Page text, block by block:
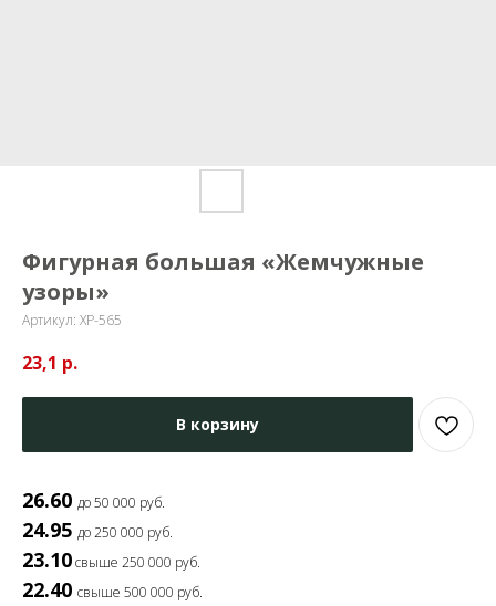
Фигурная большая «Жемчужные
узоры»
Артикул: ХР-565
23,1 р.
В корзину
26.60 до 50 000 руб.
24.95 до 250 000 руб.
23.10свыше 250 000 руб.
22.40 свыше 500 000 руб.